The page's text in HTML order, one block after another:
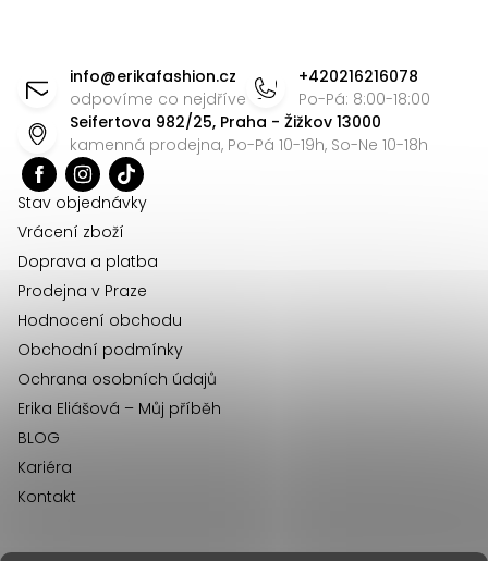
u
info@erikafashion.cz
odpovíme co nejdříve
+420216216078
Po-Pá: 8:00-18:00
Seifertova 982/25, Praha - Žižkov 13000
kamenná prodejna, Po-Pá 10-19h, So-Ne 10-18h
Stav objednávky
Vrácení zboží
Doprava a platba
Prodejna v Praze
Hodnocení obchodu
Obchodní podmínky
Ochrana osobních údajů
Erika Eliášová – Můj příběh
BLOG
Kariéra
Kontakt